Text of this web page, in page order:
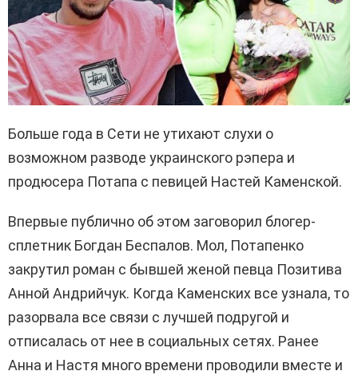
Больше года в Сети не утихают слухи о
возможном разводе украинского рэпера и
продюсера Потапа с певицей Настей Каменской.
Впервые публично об этом заговорил блогер-
сплетник Богдан Беспалов. Мол, Потапенко
закрутил роман с бывшей женой певца Позитива
Анной Андрийчук. Когда Каменских все узнала, то
разорвала все связи с лучшей подругой и
отписалась от нее в социальных сетях. Ранее
Анна и Настя много времени проводили вместе и